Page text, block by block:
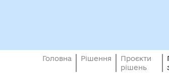
Головна Рішення
Проєкти
рішень